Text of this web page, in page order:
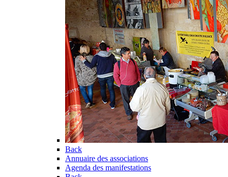
Back
Annuaire des associations
Agenda des manifestations